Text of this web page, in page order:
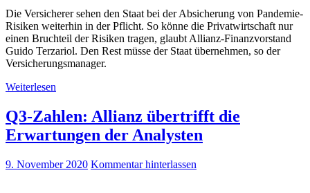
Die Versicherer sehen den Staat bei der Absicherung von Pandemie-
Risiken weiterhin in der Pflicht. So könne die Privatwirtschaft nur
einen Bruchteil der Risiken tragen, glaubt Allianz-Finanzvorstand
Guido Terzariol. Den Rest müsse der Staat übernehmen, so der
Versicherungsmanager.
Weiterlesen
Q3-Zahlen: Allianz übertrifft die
Erwartungen der Analysten
9. November 2020 Kommentar hinterlassen